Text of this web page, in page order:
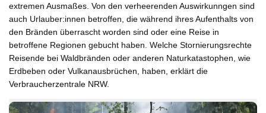
extremen Ausmaßes. Von den verheerenden Auswirkunngen sind
auch Urlauber:innen betroffen, die während ihres Aufenthalts von
den Bränden überrascht worden sind oder eine Reise in
betroffene Regionen gebucht haben. Welche Stornierungsrechte
Reisende bei Waldbränden oder anderen Naturkatastophen, wie
Erdbeben oder Vulkanausbrüchen, haben, erklärt die
Verbraucherzentrale NRW.